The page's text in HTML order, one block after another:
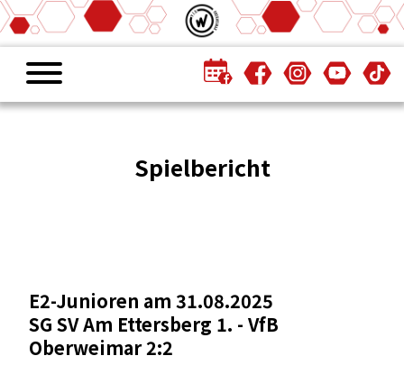
Spielbericht
E2-Junioren am 31.08.2025
SG SV Am Ettersberg 1. - VfB
Oberweimar 2:2